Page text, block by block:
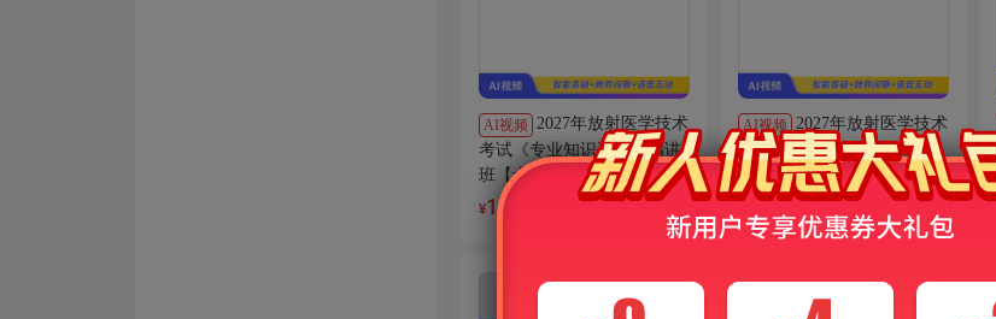
AI视频 2027年放射医学技术
考试《专业知识》基础精讲
班【士、师、中级通用】
¥198
AI视频 2027年放射医学技术
考试《相关专业知识》基础
精讲班【士、师、中级通
用】
198